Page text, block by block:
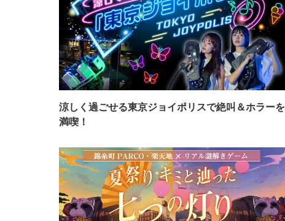
涼しく過ごせる東京ジョイポリスで絶叫＆ホラーを
満喫！